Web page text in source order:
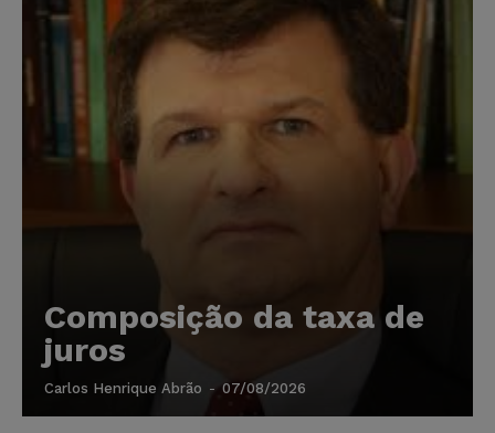
Composição da taxa de
juros
Carlos Henrique Abrão - 07/08/2026